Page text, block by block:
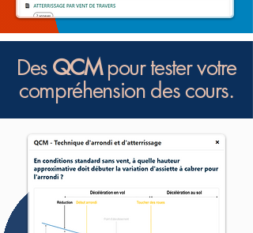
Des QCMpour tester votre
compréhension des cours.